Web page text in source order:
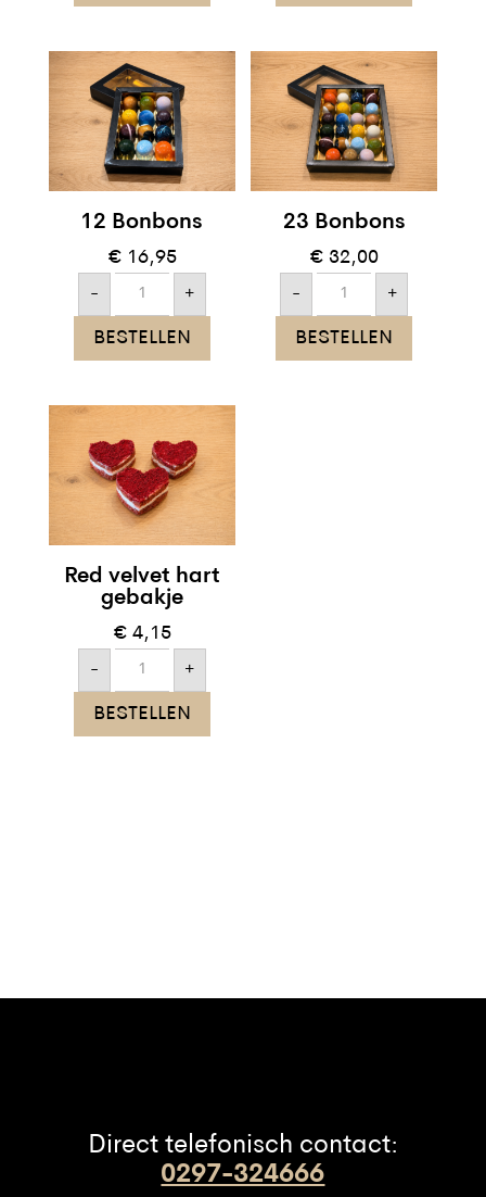
12 Bonbons
€ 16,95
-
Bonbons
aantal
+
BESTELLEN
23 Bonbons
€ 32,00
-
Bonbons
aantal
+
BESTELLEN
Red velvet hart
gebakje
€ 4,15
-
velvet
hart
gebakje
+
BESTELLEN
Direct telefonisch contact:
0297-324666